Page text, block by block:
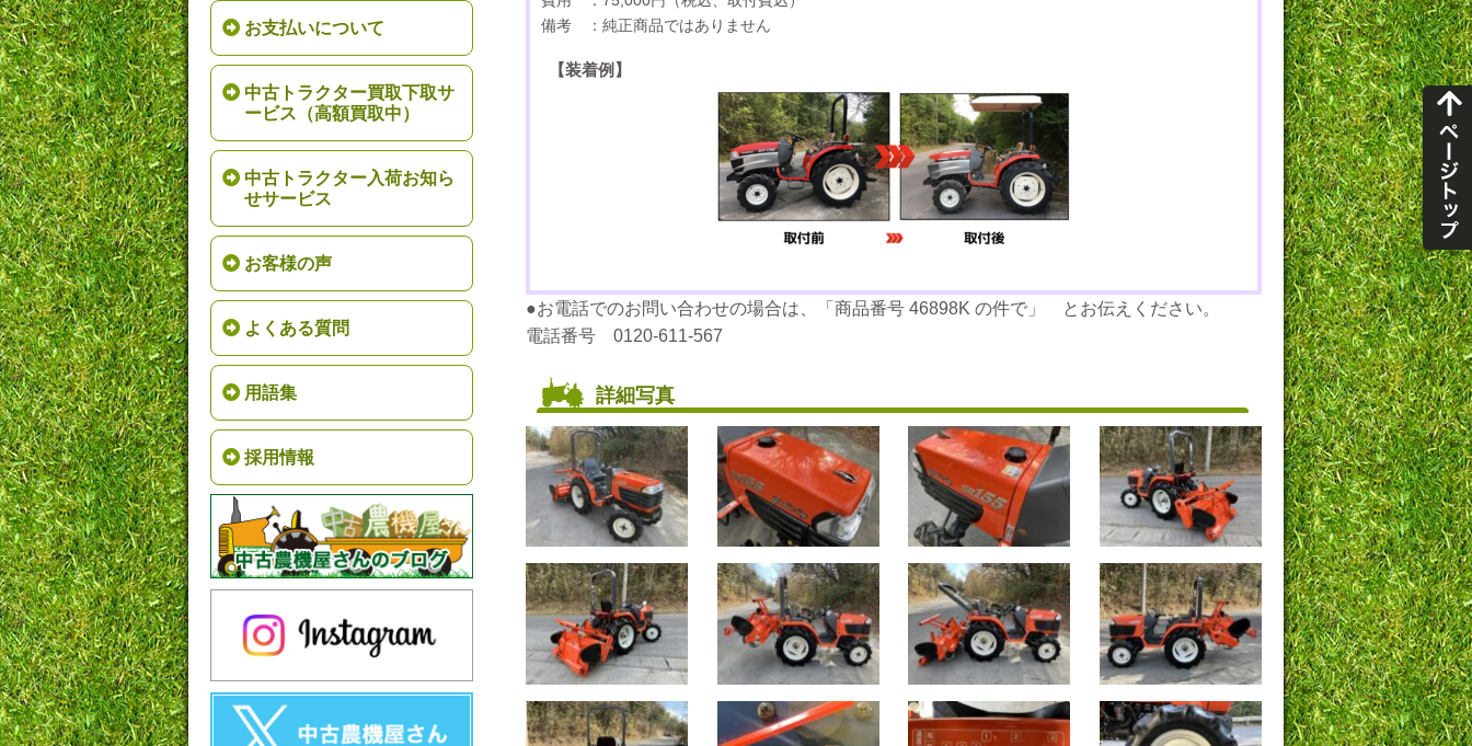
お支払いについて
中古トラクター買取下取サ
ービス（高額買取中）
中古トラクター入荷お知ら
せサービス
お客様の声
よくある質問
用語集
採用情報
備考 ：純正商品ではありません
【装着例】
●お電話でのお問い合わせの場合は、「商品番号 46898K の件で」 とお伝えください。
電話番号 0120-611-567
詳細写真